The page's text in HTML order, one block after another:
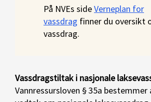
På NVEs sideVerneplan for
vassdrag finner du oversikt
vassdrag.
Vassdragstiltak i nasjonale
Vannressursloven § 35a